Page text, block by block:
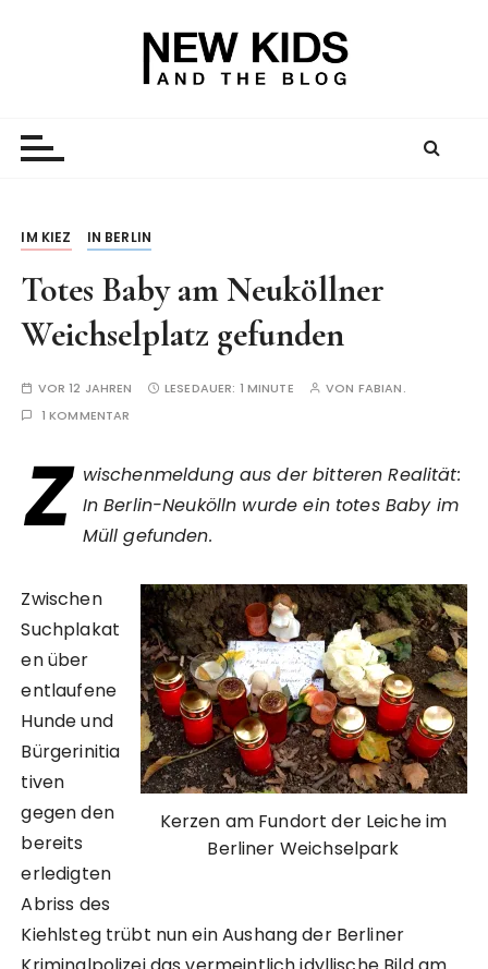
IM KIEZ IN BERLIN
Totes Baby am Neuköllner
Weichselplatz gefunden
VOR 12 JAHREN LESEDAUER: 1 MINUTE VON FABIAN.
1 KOMMENTAR
Z wischenmeldung aus der bitteren Realität:
In Berlin-Neukölln wurde ein totes Baby im
Müll gefunden.
Kerzen am Fundort der Leiche im
Berliner Weichselpark
Zwischen
Suchplakat
en über
entlaufene
Hunde und
Bürgerinitia
tiven
gegen den
bereits
erledigten
Abriss des
Kiehlsteg trübt nun ein Aushang der Berliner